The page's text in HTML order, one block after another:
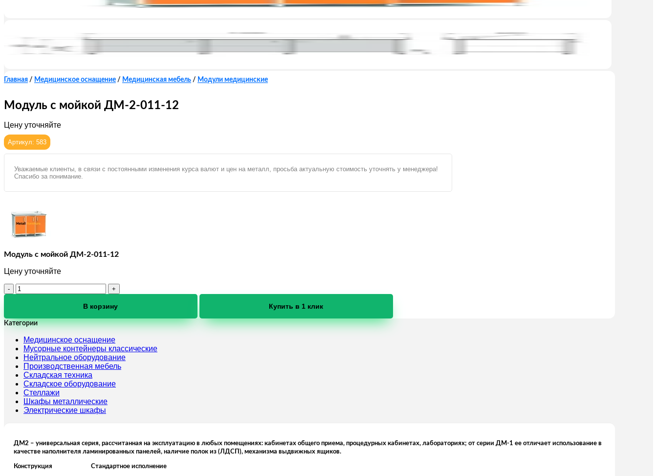
Главная / Медицинское оснащение / Медицинская мебель / Модули медицинские
Модуль с мойкой ДМ-2-011-12
Цену уточняйте
Артикул: 583
Уважаемые клиенты, в связи с постоянными изменения курса валют и цен на металл, просьба актуальную стоимость уточнять у менеджера!
Спасибо за понимание.
Модуль с мойкой ДМ-2-011-12
Цену уточняйте
Количество
товара
мойкой
011-
12
В корзину Купить в 1 клик
Категории
Медицинское оснащение
Мусорные контейнеры классические
Нейтральное оборудование
Производственная мебель
Складская техника
Складское оборудование
Стеллажи
Шкафы металлические
Электрические шкафы
ДМ2 – универсальная серия, рассчитанная на эксплуатацию в любых помещениях: кабинетах общего приема, процедурных кабинетах, лабораториях; от серии ДМ-1 ее отличает использование в
качестве наполнителя ламинированных панелей, наличие полок из (ЛДСП), механизма выдвижных ящиков.
Конструкция Стандартное исполнение